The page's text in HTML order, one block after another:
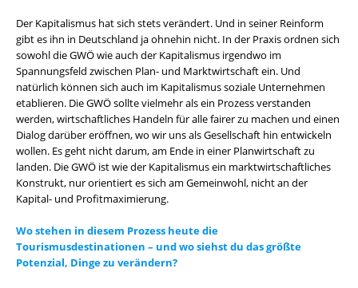
Der Kapitalismus hat sich stets verändert. Und in seiner Reinform
gibt es ihn in Deutschland ja ohnehin nicht. In der Praxis ordnen sich
sowohl die GWÖ wie auch der Kapitalismus irgendwo im
Spannungsfeld zwischen Plan- und Marktwirtschaft ein. Und
natürlich können sich auch im Kapitalismus soziale Unternehmen
etablieren. Die GWÖ sollte vielmehr als ein Prozess verstanden
werden, wirtschaftliches Handeln für alle fairer zu machen und einen
Dialog darüber eröffnen, wo wir uns als Gesellschaft hin entwickeln
wollen. Es geht nicht darum, am Ende in einer Planwirtschaft zu
landen. Die GWÖ ist wie der Kapitalismus ein marktwirtschaftliches
Konstrukt, nur orientiert es sich am Gemeinwohl, nicht an der
Kapital- und Profitmaximierung.
Wo stehen in diesem Prozess heute die
Tourismusdestinationen – und wo siehst du das größte
Potenzial, Dinge zu verändern?